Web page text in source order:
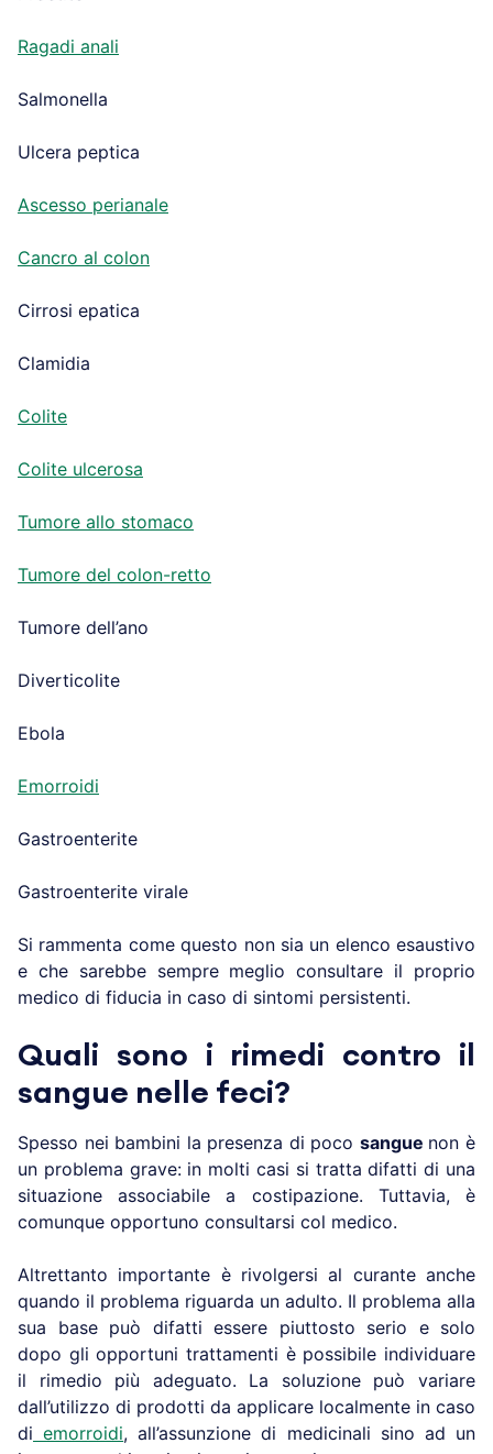
Ragadi anali
Salmonella
Ulcera peptica
Ascesso perianale
Cancro al colon
Cirrosi epatica
Clamidia
Colite
Colite ulcerosa
Tumore allo stomaco
Tumore del colon-retto
Tumore dell’ano
Diverticolite
Ebola
Emorroidi
Gastroenterite
Gastroenterite virale
Si rammenta come questo non sia un elenco esaustivo
e che sarebbe sempre meglio consultare il proprio
medico di fiducia in caso di sintomi persistenti.
Quali sono i rimedi contro il
sangue nelle feci?
Spesso nei bambini la presenza di poco sangue non è
un problema grave: in molti casi si tratta difatti di una
situazione associabile a costipazione. Tuttavia, è
comunque opportuno consultarsi col medico.
Altrettanto importante è rivolgersi al curante anche
quando il problema riguarda un adulto. Il problema alla
sua base può difatti essere piuttosto serio e solo
dopo gli opportuni trattamenti è possibile individuare
il rimedio più adeguato. La soluzione può variare
dall’utilizzo di prodotti da applicare localmente in caso
di emorroidi, all’assunzione di medicinali sino ad un